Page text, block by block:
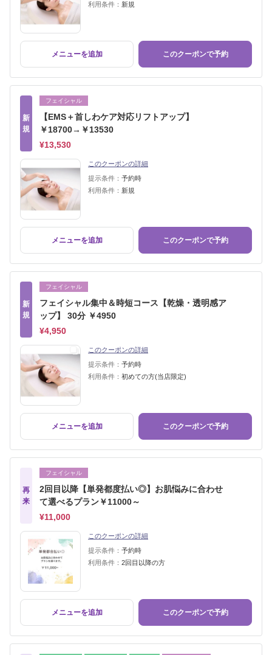
利用条件： 新規
メニューを追加 このクーポンで予約
新
規
フェイシャル
【EMS＋首しわケア対応リフトアップ】
￥18700→￥13530
¥13,530
このクーポンの詳細
提示条件： 予約時
利用条件： 新規
メニューを追加 このクーポンで予約
新
規
フェイシャル
フェイシャル集中＆時短コース【乾燥・透明感ア
ップ】 30分 ￥4950
¥4,950
このクーポンの詳細
提示条件： 予約時
利用条件： 初めての方(当店限定)
メニューを追加 このクーポンで予約
再
来
フェイシャル
2回目以降【単発都度払い◎】お肌悩みに合わせ
て選べるプラン￥11000～
¥11,000
このクーポンの詳細
提示条件： 予約時
利用条件： 2回目以降の方
メニューを追加 このクーポンで予約